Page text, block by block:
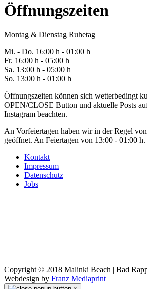
Öffnungszeiten
Montag & Dienstag Ruhetag
Mi. - Do. 16:00 h - 01:00 h
Fr. 16:00 h - 05:00 h
Sa. 13:00 h - 05:00 h
So. 13:00 h - 01:00 h
Öffnungszeiten können sich wetterbedingt
OPEN/CLOSE Button und aktuelle Posts
Instagram beachten.
An Vorfeiertagen haben wir in der Regel
geöffnet. An Feiertagen von 13:00 - 01:00 h.
Kontakt
Impressum
Datenschutz
Jobs
Copyright © 2018 Malinki Beach | Bad
Webdesign by Franz Mediaprint